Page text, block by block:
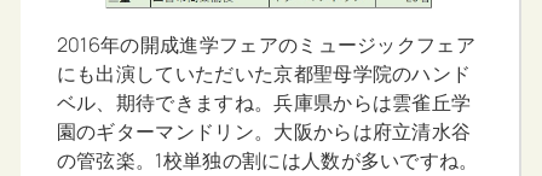
2016年の開成進学フェアのミュージックフェア
にも出演していただいた京都聖母学院のハンド
ベル、期待できますね。兵庫県からは雲雀丘学
園のギターマンドリン。大阪からは府立清水谷
の管弦楽。1校単独の割には人数が多いですね。